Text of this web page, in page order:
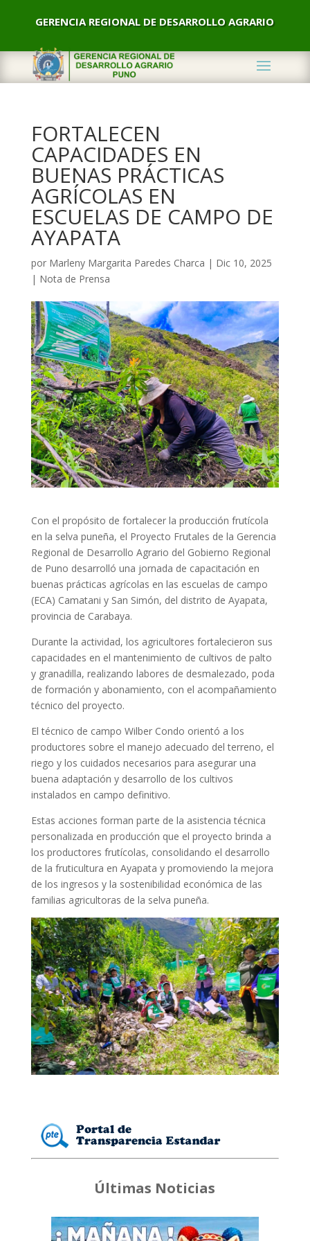
GERENCIA REGIONAL DE DESARROLLO AGRARIO
FORTALECEN
CAPACIDADES EN
BUENAS PRÁCTICAS
AGRÍCOLAS EN
ESCUELAS DE CAMPO DE
AYAPATA
por Marleny Margarita Paredes Charca | Dic 10, 2025
| Nota de Prensa
Con el propósito de fortalecer la producción frutícola
en la selva puneña, el Proyecto Frutales de la Gerencia
Regional de Desarrollo Agrario del Gobierno Regional
de Puno desarrolló una jornada de capacitación en
buenas prácticas agrícolas en las escuelas de campo
(ECA) Camatani y San Simón, del distrito de Ayapata,
provincia de Carabaya.
Durante la actividad, los agricultores fortalecieron sus
capacidades en el mantenimiento de cultivos de palto
y granadilla, realizando labores de desmalezado, poda
de formación y abonamiento, con el acompañamiento
técnico del proyecto.
El técnico de campo Wilber Condo orientó a los
productores sobre el manejo adecuado del terreno, el
riego y los cuidados necesarios para asegurar una
buena adaptación y desarrollo de los cultivos
instalados en campo definitivo.
Estas acciones forman parte de la asistencia técnica
personalizada en producción que el proyecto brinda a
los productores frutícolas, consolidando el desarrollo
de la fruticultura en Ayapata y promoviendo la mejora
de los ingresos y la sostenibilidad económica de las
familias agricultoras de la selva puneña.
Últimas Noticias